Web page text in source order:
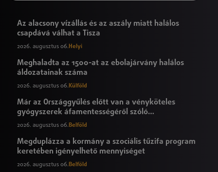
Az alacsony vízállás és az aszály miatt halálos
csapdává válhat a Tisza
2026. augusztus 06. Helyi
Meghaladta az 1500-at az ebolajárvány halálos
áldozatainak száma
2026. augusztus 06. Külföld
Már az Országgyűlés előtt van a vényköteles
gyógyszerek áfamentességéről szóló
törvényjavaslat
2026. augusztus 06.Belföld
Megduplázza a kormány a szociális tűzifa program
keretében igényelhető mennyiséget
2026. augusztus 06.Belföld